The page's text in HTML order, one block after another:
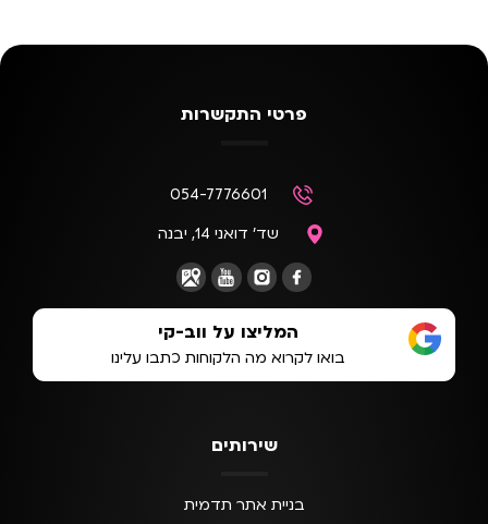
שירותים
בניית אתר תדמית
פרטי התקשרות
054-7776601
שד' דואני 14, יבנה
המליצו על ווב-קי
בואו לקרוא מה הלקוחות כתבו עלינו